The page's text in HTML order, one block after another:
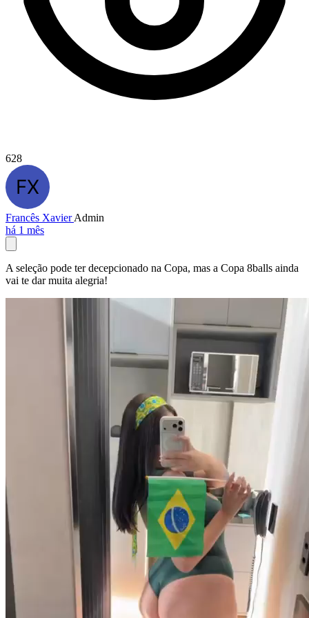
628
Francês XavierAdmin
há 1 mês
A seleção pode ter decepcionado na Copa, mas a Copa 8balls ainda
vai te dar muita alegria!